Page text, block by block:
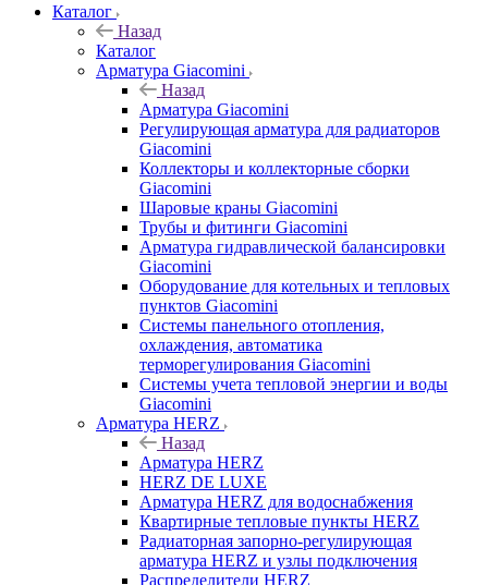
Каталог
Назад
Каталог
Арматура Giacomini
Назад
Арматура Giacomini
Регулирующая арматура для радиаторов
Giacomini
Коллекторы и коллекторные сборки
Giacomini
Шаровые краны Giacomini
Трубы и фитинги Giacomini
Арматура гидравлической балансировки
Giacomini
Оборудование для котельных и тепловых
пунктов Giacomini
Системы панельного отопления,
охлаждения, автоматика
терморегулирования Giacomini
Системы учета тепловой энергии и воды
Giacomini
Арматура HERZ
Назад
Арматура HERZ
HERZ DE LUXE
Арматура HERZ для водоснабжения
Квартирные тепловые пункты HERZ
Радиаторная запорно-регулирующая
арматура HERZ и узлы подключения
Распределители HERZ